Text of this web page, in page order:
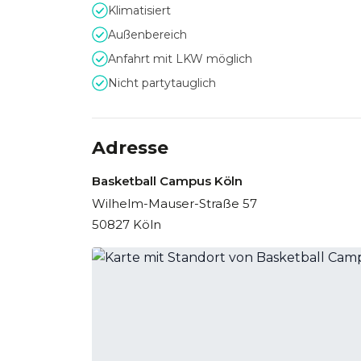
Unternehmen die Gelegenheit, ihre
Basketballmatches, Trainingseinheiten oder
Klimatisiert
Außenbereich
Anfahrt mit LKW möglich
Nicht partytauglich
Adresse
Basketball Campus Köln
Wilhelm-Mauser-Straße 57
50827 Köln